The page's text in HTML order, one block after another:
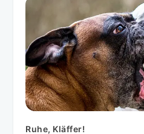
Ruhe, Kläffer!